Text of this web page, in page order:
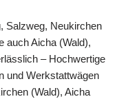
Salzweg, Neukirchen
auch Aicha (Wald),
– Hochwertige
und Werkstattwägen
(Wald), Aicha